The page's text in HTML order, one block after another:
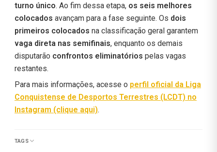
turno único. Ao fim dessa etapa, os seis melhores
colocados avançam para a fase seguinte. Os dois
primeiros colocados na classificação geral garantem
vaga direta nas semifinais, enquanto os demais
disputarão confrontos eliminatórios pelas vagas
restantes.
Para mais informações, acesse o perfil oficial da Liga
Conquistense de Desportos Terrestres (LCDT) no
Instagram (clique aqui).
TAGS